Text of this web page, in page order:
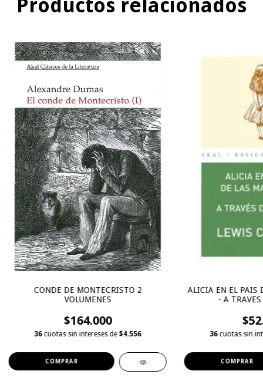
Productos relacionados
CONDE DE MONTECRISTO 2
VOLUMENES
$164.000
36 cuotas sin intereses de$4.556
ALICIA EN EL PAIS
- A TRAVES
36 cuotas sin